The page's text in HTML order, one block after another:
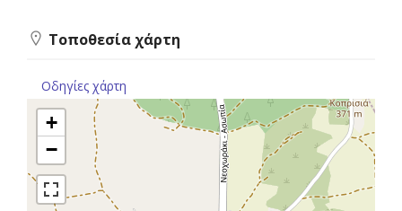
Τοποθεσία χάρτη
Οδηγίες χάρτη
+
−